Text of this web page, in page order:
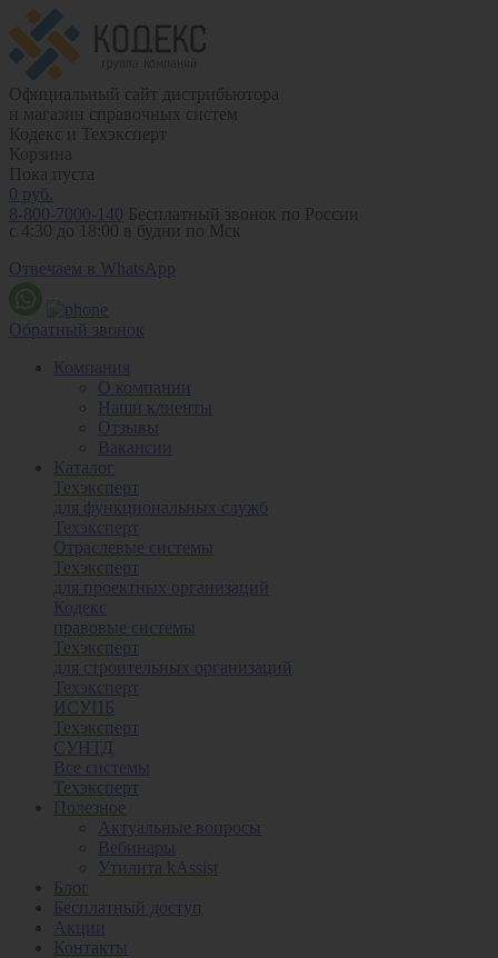
Официальный сайт дистрибьютора
и магазин справочных систем
Кодекс и Техэксперт
Корзина
Пока пуста
0 руб.
8-800-7000-140 Бесплатный звонок по России
с 4:30 до 18:00 в будни по Мск
Отвечаем в WhatsApp
Обратный звонок
Компания
О компании
Наши клиенты
Отзывы
Вакансии
Каталог
Техэксперт
для функциональных служб
Техэксперт
Отраслевые системы
Техэксперт
для проектных организаций
Кодекс
правовые системы
Техэксперт
для строительных организаций
Техэксперт
ИСУПБ
Техэксперт
СУНТД
Все системы
Техэксперт
Полезное
Актуальные вопросы
Вебинары
Утилита kAssist
Блог
Бесплатный доступ
Акции
Контакты